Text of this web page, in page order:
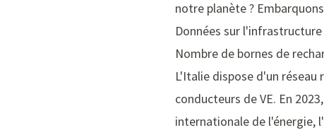
notre planète ?
Données sur
Nombre de bornes de
L'Italie dispose d'un
conducteurs de VE. En
internationale de l'énergie,